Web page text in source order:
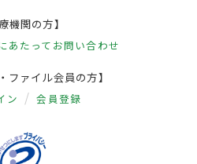
機関の方】
あたって お問い合わせ
ファイル会員の方】
ン 会員登録